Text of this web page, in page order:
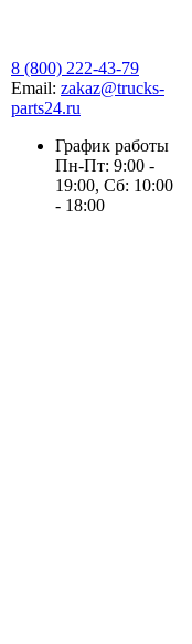
8 (800) 222-43-79
Email: zakaz@trucks-
parts24.ru
График работы
Пн-Пт: 9:00 -
19:00, Сб: 10:00
- 18:00